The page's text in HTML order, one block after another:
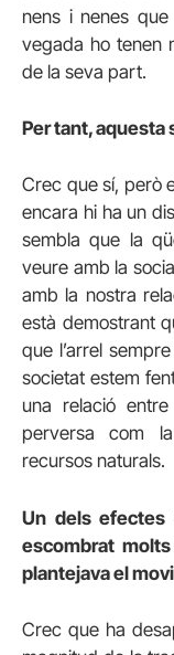
nens i nenes
vegada ho tenen
de la seva part.
Per tant, aquesta
Crec que sí, però
encara hi ha un
sembla que la
veure amb la
amb la nostra
està demostrant
que l’arrel
societat estem
una relació
perversa com
recursos naturals.
Un dels
escombrat
plantejava el
Crec que ha